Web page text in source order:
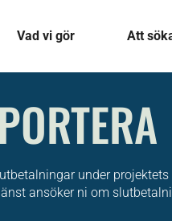
Vad vi gör Att
under projektets
ansöker ni om